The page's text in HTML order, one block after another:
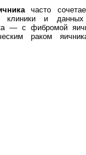
часто
клиники и данных
— с фибромой
раком